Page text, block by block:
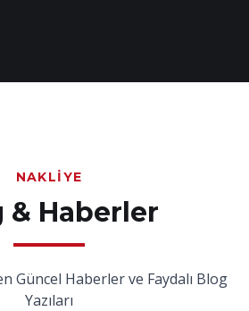
NAKLIYE
& Haberler
Güncel Haberler ve Faydalı Blog
Yazıları